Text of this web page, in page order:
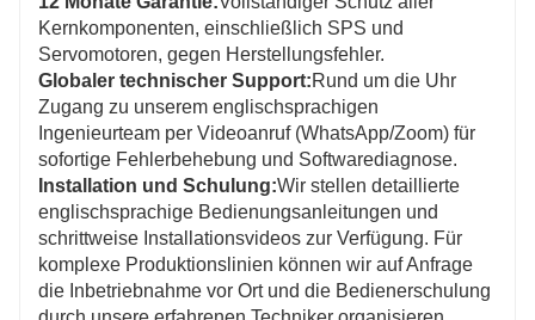
Kernkomponenten, einschließlich SPS und
Servomotoren, gegen Herstellungsfehler.
Globaler technischer Support:Rund um die Uhr
Zugang zu unserem englischsprachigen
Ingenieurteam per Videoanruf (WhatsApp/Zoom) für
sofortige Fehlerbehebung und Softwarediagnose.
Installation und Schulung:Wir stellen detaillierte
englischsprachige Bedienungsanleitungen und
schrittweise Installationsvideos zur Verfügung. Für
komplexe Produktionslinien können wir auf Anfrage
die Inbetriebnahme vor Ort und die Bedienerschulung